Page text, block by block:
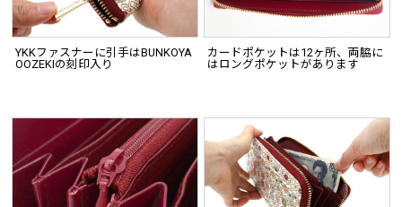
YKKファスナーに引手はBUNKOYA
OOZEKIの刻印入り
カードポケットは12ヶ所、両脇に
はロングポケットがあります